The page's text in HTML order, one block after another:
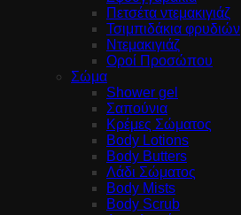
Πετσέτα ντεμακιγιάζ
Τσιμπιδάκια φρυδιών
Ντεμακιγιάζ
Οροί Προσώπου
Σώμα
Shower gel
Σαπούνια
Κρέμες Σώματος
Body Lotions
Body Butters
Λάδι Σώματος
Body Mists
Body Scrub